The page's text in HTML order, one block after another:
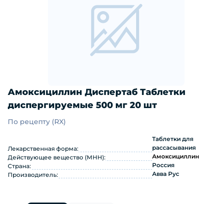
Амоксициллин Диспертаб Таблетки
диспергируемые 500 мг 20 шт
Амоксициллин Диспертаб
По рецепту (RX)
Лекарственная форма:
Таблетки для
рассасывания
Действующее вещество (МНН):
Амоксициллин
Страна:
Россия
Производитель:
Авва Рус